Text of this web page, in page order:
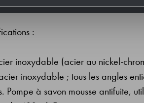
:
inoxydable (acier au nickel-
inoxydable ; tous les angles
Pompe à savon mousse antifuite,